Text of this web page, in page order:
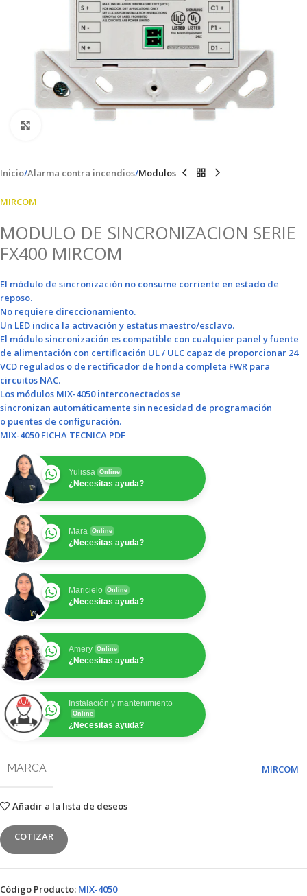
Inicio Alarma contra incendios Modulos
MIRCOM
MODULO DE SINCRONIZACION SERIE
FX400 MIRCOM
El módulo de sincronización no consume corriente en estado de
reposo.
No requiere direccionamiento.
Un LED indica la activación y estatus maestro/esclavo.
El módulo sincronización es compatible con cualquier panel y fuente
de alimentación con certificación UL / ULC capaz de proporcionar 24
VCD regulados o de rectificador de honda completa FWR para
circuitos NAC.
Los módulos MIX-4050 interconectados se
sincronizan automáticamente sin necesidad de programación
o puentes de configuración.
MIX-4050 FICHA TECNICA PDF
Yulissa Online
¿Necesitas ayuda?
Mara Online
¿Necesitas ayuda?
Maricielo Online
¿Necesitas ayuda?
Amery Online
¿Necesitas ayuda?
Instalación y mantenimiento
Online
¿Necesitas ayuda?
MARCA MIRCOM
Añadir a la lista de deseos
COTIZAR
Código Producto: MIX-4050